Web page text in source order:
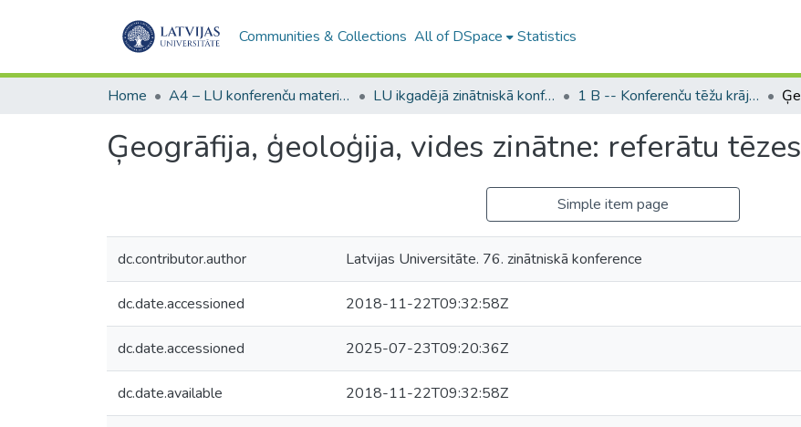
Communities & Collections All of DSpace Statistics
Home A4 – LU konferenču materiāli / Conference papers of the UL LU ikgadējā zinātniskā konference / Scientific Conference of the University of Latvia 1 B -- Konferenču tēžu krājumi (LU) / Conference abstracts
Ģeogrāfija, ģeoloģija, vides zinātne: referātu tēzes
Simple item page
dc.contributor.author Latvijas Universitāte. 76. zinātniskā konference
dc.date.accessioned 2018-11-22T09:32:58Z
dc.date.accessioned 2025-07-23T09:20:36Z
dc.date.available 2018-11-22T09:32:58Z